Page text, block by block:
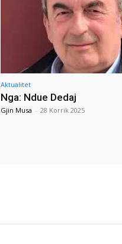
Aktualitet
Nga: Ndue Dedaj
Gjin Musa - 28 Korrik 2025